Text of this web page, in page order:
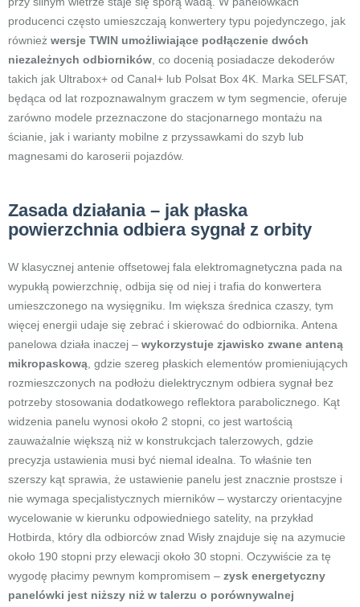
producenci często umieszczają konwertery typu pojedynczego, jak
również wersje TWIN umożliwiające podłączenie dwóch
niezależnych odbiorników , co docenią posiadacze dekoderów
takich jak Ultrabox+ od Canal+ lub Polsat Box 4K. Marka SELFSAT,
będąca od lat rozpoznawalnym graczem w tym segmencie, oferuje
zarówno modele przeznaczone do stacjonarnego montażu na
ścianie, jak i warianty mobilne z przyssawkami do szyb lub
magnesami do karoserii pojazdów.
Zasada działania – jak płaska
powierzchnia odbiera sygnał z orbity
W klasycznej antenie offsetowej fala elektromagnetyczna pada na
wypukłą powierzchnię, odbija się od niej i trafia do konwertera
umieszczonego na wysięgniku. Im większa średnica czaszy, tym
więcej energii udaje się zebrać i skierować do odbiornika. Antena
panelowa działa inaczej – wykorzystuje zjawisko zwane anteną
mikropaskową , gdzie szereg płaskich elementów promieniujących
rozmieszczonych na podłożu dielektrycznym odbiera sygnał bez
potrzeby stosowania dodatkowego reflektora parabolicznego. Kąt
widzenia panelu wynosi około 2 stopni, co jest wartością
zauważalnie większą niż w konstrukcjach talerzowych, gdzie
precyzja ustawienia musi być niemal idealna. To właśnie ten
szerszy kąt sprawia, że ustawienie panelu jest znacznie prostsze i
nie wymaga specjalistycznych mierników – wystarczy orientacyjne
wycelowanie w kierunku odpowiedniego satelity, na przykład
Hotbirda, który dla odbiorców znad Wisły znajduje się na azymucie
około 190 stopni przy elewacji około 30 stopni. Oczywiście za tę
wygodę płacimy pewnym kompromisem – zysk energetyczny
panelówki jest niższy niż w talerzu o porównywalnej